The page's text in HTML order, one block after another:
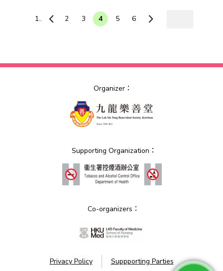
1.. 2 3 4 5 6
Organizer：
Supporting Organization：
Co-organizers：
Privacy Policy Suppporting Parties